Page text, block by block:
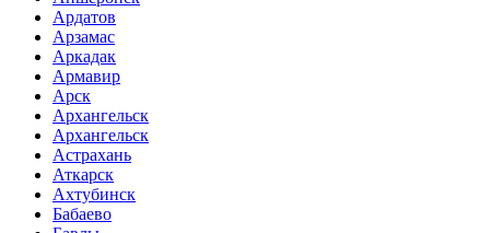
Ардатов
Арзамас
Аркадак
Армавир
Арск
Архангельск
Архангельск
Астрахань
Аткарск
Ахтубинск
Бабаево